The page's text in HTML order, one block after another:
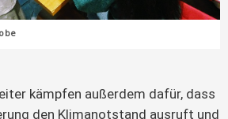
kämpfen außerdem dafür, dass
den Klimanotstand ausruft und